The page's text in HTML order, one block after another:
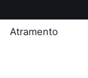
Atramento